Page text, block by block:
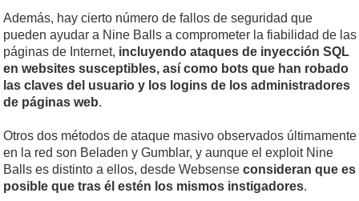
Además, hay cierto número de fallos de seguridad que
pueden ayudar a Nine Balls a comprometer la fiabilidad de las
páginas de Internet, incluyendo ataques de inyección SQL
en websites susceptibles, así como bots que han robado
las claves del usuario y los logins de los administradores
de páginas web.
Otros dos métodos de ataque masivo observados últimamente
en la red son Beladen y Gumblar, y aunque el exploit Nine
Balls es distinto a ellos, desde Websense consideran que es
posible que tras él estén los mismos instigadores.